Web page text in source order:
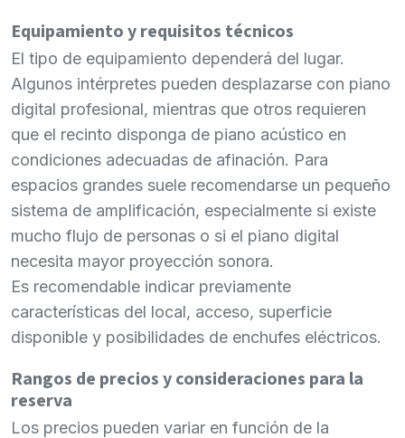
Equipamiento y requisitos técnicos
El tipo de equipamiento dependerá del lugar.
Algunos intérpretes pueden desplazarse con piano
digital profesional, mientras que otros requieren
que el recinto disponga de piano acústico en
condiciones adecuadas de afinación. Para
espacios grandes suele recomendarse un pequeño
sistema de amplificación, especialmente si existe
mucho flujo de personas o si el piano digital
necesita mayor proyección sonora.
Es recomendable indicar previamente
características del local, acceso, superficie
disponible y posibilidades de enchufes eléctricos.
Rangos de precios y consideraciones para la
reserva
Los precios pueden variar en función de la